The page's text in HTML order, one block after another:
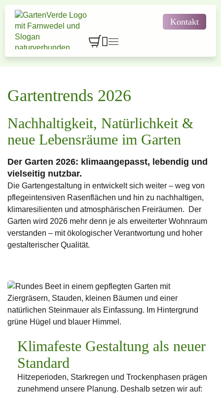
Kontakt
 
Gartenplanung & Design
Natürlich baden
Wasser im Garten
Kundengeschichten
Kostenlose Erstberatung
Natursteine & Gartenprodukte
Wertgutscheine
Pflanzensortiment
Innenraumbegrünung
Gartentipps & Aktionen

Karriere
Lehre bei GartenVerde
Bewerbung
Über GartenVerde
Gartentrends 2026
Nachhaltigkeit, Natürlichkeit &
neue Lebensräume im Garten
Der Garten 2026: klimaangepasst, lebendig und
vielseitig nutzbar.
Die Gartengestaltung in entwickelt sich weiter – weg von
pflegeintensiven Rasenflächen und hin zu nachhaltigen,
klimaresilienten und atmosphärischen Freiräumen. Der
Garten wird 2026 mehr denn je als erweiterter Wohnraum
verstanden – mit ökologischer Verantwortung und hoher
gestalterischer Qualität.
Klimafeste Gestaltung als neuer
Standard
Hitzeperioden, Starkregen und Trockenphasen prägen
zunehmend unsere Planung. Deshalb setzen wir auf: